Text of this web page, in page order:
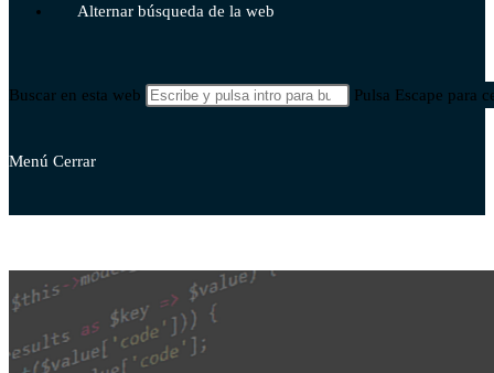
Alternar búsqueda de la web
Buscar en esta web Pulsa Escape para
Menú Cerrar